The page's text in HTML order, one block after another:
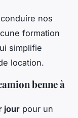
nos
formation
simplifie
location.
benne à
jour pour un